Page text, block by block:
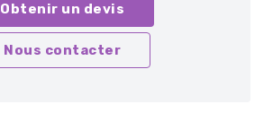
Obtenir un devis
Nous contacter